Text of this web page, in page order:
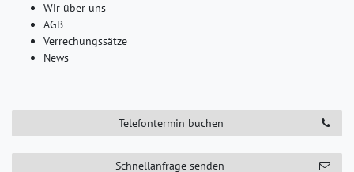
Wir über uns
AGB
Verrechungssätze
News
Telefontermin buchen
Schnellanfrage senden